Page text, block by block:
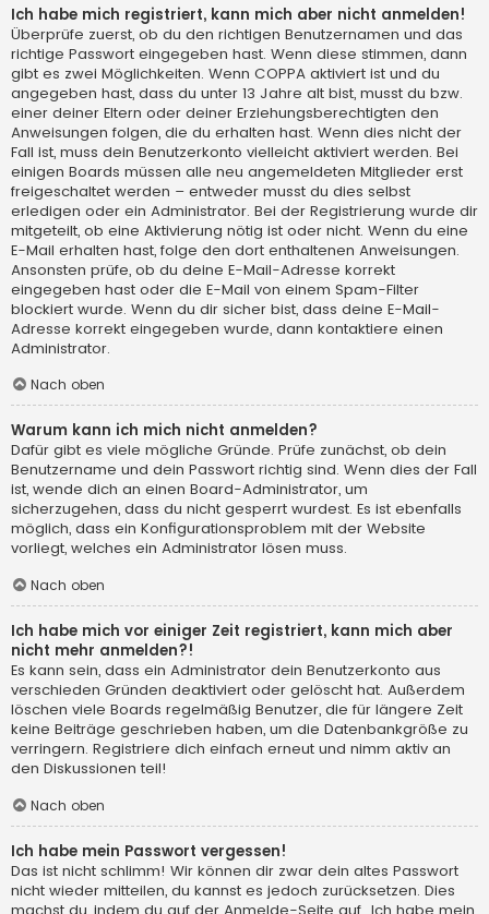
Ich habe mich registriert, kann mich aber nicht anmelden!
Überprüfe zuerst, ob du den richtigen Benutzernamen und das
richtige Passwort eingegeben hast. Wenn diese stimmen, dann
gibt es zwei Möglichkeiten. Wenn COPPA aktiviert ist und du
angegeben hast, dass du unter 13 Jahre alt bist, musst du bzw.
einer deiner Eltern oder deiner Erziehungsberechtigten den
Anweisungen folgen, die du erhalten hast. Wenn dies nicht der
Fall ist, muss dein Benutzerkonto vielleicht aktiviert werden. Bei
einigen Boards müssen alle neu angemeldeten Mitglieder erst
freigeschaltet werden – entweder musst du dies selbst
erledigen oder ein Administrator. Bei der Registrierung wurde dir
mitgeteilt, ob eine Aktivierung nötig ist oder nicht. Wenn du eine
E-Mail erhalten hast, folge den dort enthaltenen Anweisungen.
Ansonsten prüfe, ob du deine E-Mail-Adresse korrekt
eingegeben hast oder die E-Mail von einem Spam-Filter
blockiert wurde. Wenn du dir sicher bist, dass deine E-Mail-
Adresse korrekt eingegeben wurde, dann kontaktiere einen
Administrator.
Nach oben
Warum kann ich mich nicht anmelden?
Dafür gibt es viele mögliche Gründe. Prüfe zunächst, ob dein
Benutzername und dein Passwort richtig sind. Wenn dies der Fall
ist, wende dich an einen Board-Administrator, um
sicherzugehen, dass du nicht gesperrt wurdest. Es ist ebenfalls
möglich, dass ein Konfigurationsproblem mit der Website
vorliegt, welches ein Administrator lösen muss.
Nach oben
Ich habe mich vor einiger Zeit registriert, kann mich aber
nicht mehr anmelden?!
Es kann sein, dass ein Administrator dein Benutzerkonto aus
verschieden Gründen deaktiviert oder gelöscht hat. Außerdem
löschen viele Boards regelmäßig Benutzer, die für längere Zeit
keine Beiträge geschrieben haben, um die Datenbankgröße zu
verringern. Registriere dich einfach erneut und nimm aktiv an
den Diskussionen teil!
Nach oben
Ich habe mein Passwort vergessen!
Das ist nicht schlimm! Wir können dir zwar dein altes Passwort
nicht wieder mitteilen, du kannst es jedoch zurücksetzen. Dies